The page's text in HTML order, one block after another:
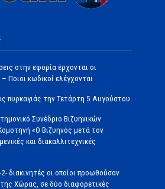
στην εφορία έρχονται οι
Ποιοι κωδικοί ελέγχονται
πυρκαγιάς την Τετάρτη 5 Αυγούστου
Συνέδριο Βιζυηνικών
«Ο Βιζυηνός μετά τον
και διακαλλιτεχνικές
διακινητές οι οποίοι προωθούσαν
Χώρας, σε δύο διαφορετικές